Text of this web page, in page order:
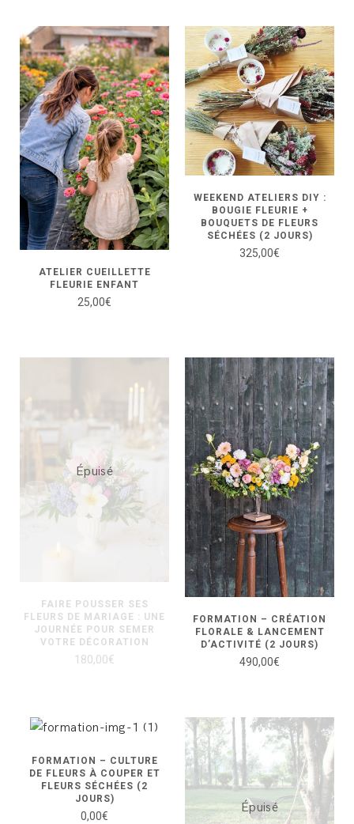
ATELIER CUEILLETTE
FLEURIE ENFANT
25,00€
WEEKEND ATELIERS DIY :
BOUGIE FLEURIE +
BOUQUETS DE FLEURS
SÉCHÉES (2 JOURS)
325,00€
FAIRE POUSSER SES
FLEURS DE MARIAGE : UNE
JOURNÉE POUR SEMER
VOTRE DÉCORATION
180,00€
Épuisé
FORMATION – CRÉATION
FLORALE & LANCEMENT
D’ACTIVITÉ (2 JOURS)
490,00€
FORMATION – CULTURE
DE FLEURS À COUPER ET
FLEURS SÉCHÉES (2
JOURS)
0,00€
Épuisé